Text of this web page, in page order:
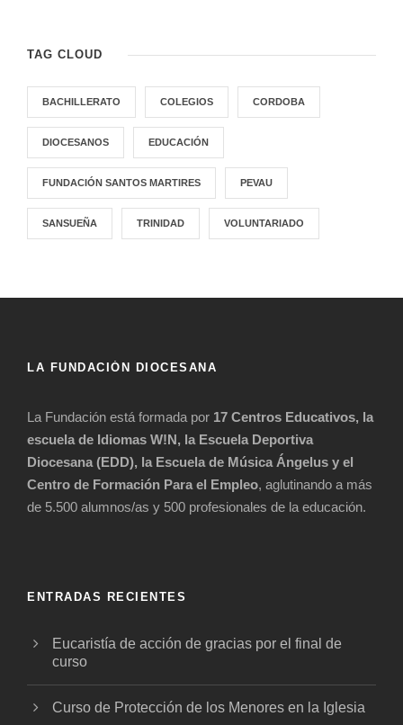
TAG CLOUD
BACHILLERATO COLEGIOS CORDOBA
DIOCESANOS EDUCACIÓN
FUNDACIÓN SANTOS MARTIRES PEVAU
SANSUEÑA TRINIDAD VOLUNTARIADO
LA FUNDACIÓN DIOCESANA
La Fundación está formada por 17 Centros Educativos, la
escuela de Idiomas W!N, la Escuela Deportiva
Diocesana (EDD), la Escuela de Música Ángelus y el
Centro de Formación Para el Empleo, aglutinando a más
de 5.500 alumnos/as y 500 profesionales de la educación.
ENTRADAS RECIENTES
Eucaristía de acción de gracias por el final de
curso
Curso de Protección de los Menores en la Iglesia